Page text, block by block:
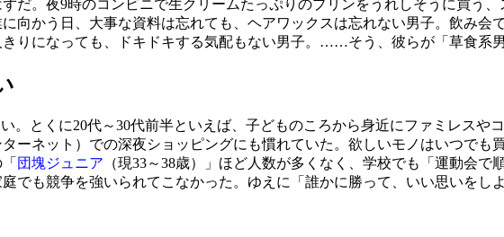
だ。夜9時のコンビニで生クリームたっぷりのプリンをうれしそうに買う
向かう日、大事な資料は忘れても、ヘアワックスは忘れない男子。飲み
りになっても、ドキドキする気配もない男子。……そう、彼らが「草食系男
。とくに20代～30代前半といえば、子どものころから身近にファミレスや
ーネット）での深夜ショッピングにも慣れていた。欲しいモノはいつでも
団塊ジュニア （現33～38歳）」ほど人数が多くなく、学校でも「運動会
でも競争を強いられてこなかった。ゆえに「誰かに勝って、いい思いをし